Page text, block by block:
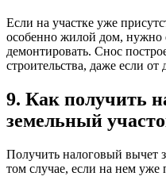
Если на участке уже
особенно жилой дом, нужно
демонтировать. Снос
строительства, даже если
9. Как получить
земельный
Получить налоговый вычет
том случае, если на нем уже